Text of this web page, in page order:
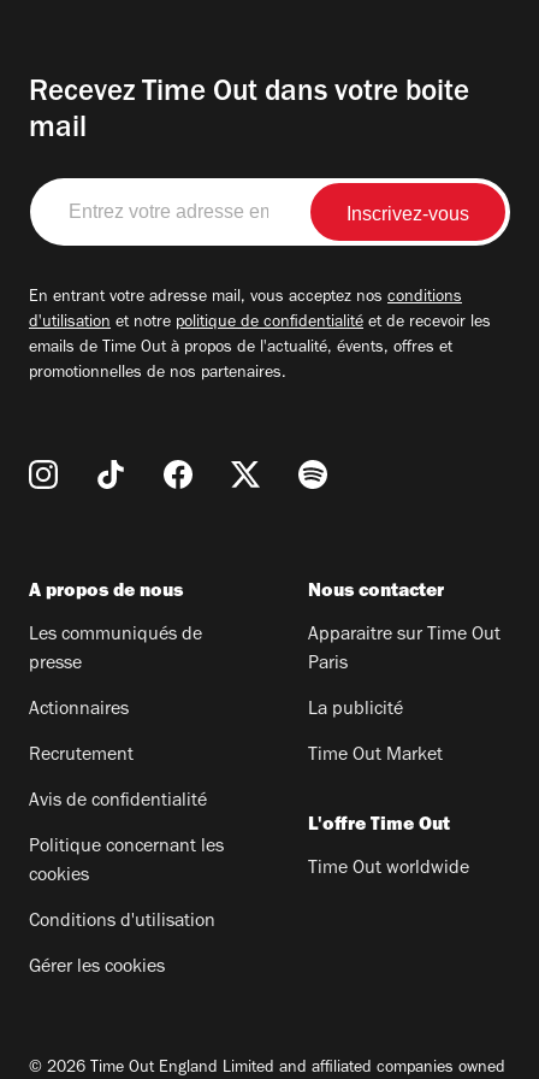
Recevez Time Out dans votre boite
mail
Entrez
votre
adresse
En entrant votre adresse mail, vous acceptez nos conditions
d'utilisation et notre politique de confidentialité et de recevoir les
emails de Time Out à propos de l'actualité, évents, offres et
promotionnelles de nos partenaires.
A propos de nous
Les communiqués de
presse
Actionnaires
Recrutement
Avis de confidentialité
Politique concernant les
cookies
Conditions d'utilisation
Gérer les cookies
Nous contacter
Apparaitre sur Time Out
Paris
La publicité
Time Out Market
L'offre Time Out
Time Out worldwide
© 2026 Time Out England Limited and affiliated companies owned